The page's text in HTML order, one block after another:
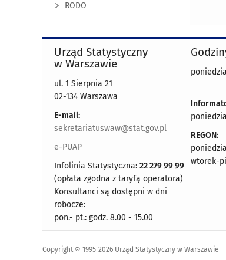
RODO
Urząd Statystyczny
w Warszawie
ul. 1 Sierpnia 21
02-134 Warszawa
E-mail:
sekretariatuswaw@stat.gov.pl
e-PUAP
Infolinia Statystyczna: 22 279 99 99
(opłata zgodna z taryfą operatora)
Konsultanci są dostępni w dni
robocze:
pon.- pt.: godz. 8.00 - 15.00
REGON:
wtorek-
Copyright © 1995-2026 Urząd Statystyczny w Warszawie